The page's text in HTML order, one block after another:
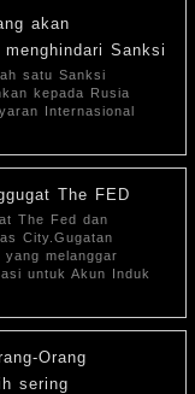
akan
Sanksi
satu Sanksi
kepada Rusia
Internasional
The FED
The Fed dan
City.Gugatan
melanggar
untuk Akun Induk
Orang
sering